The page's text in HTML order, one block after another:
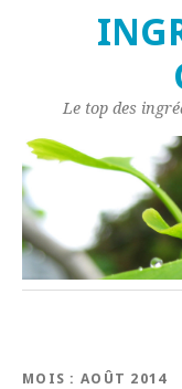
Le top des
MOIS : AOÛT 2014